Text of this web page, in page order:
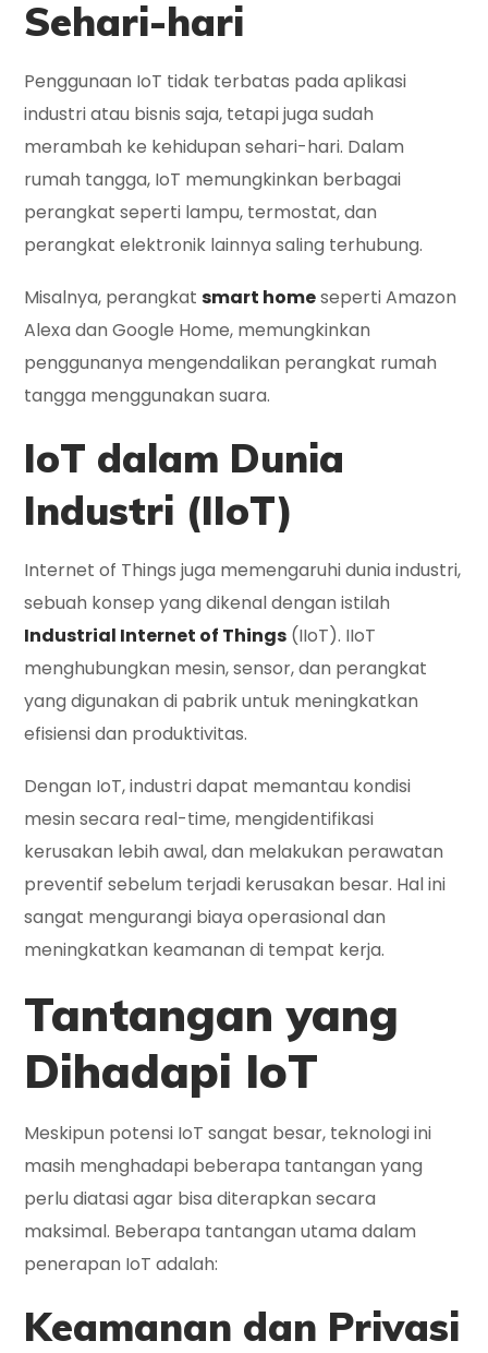
Sehari-hari
Penggunaan IoT tidak terbatas pada aplikasi
industri atau bisnis saja, tetapi juga sudah
merambah ke kehidupan sehari-hari. Dalam
rumah tangga, IoT memungkinkan berbagai
perangkat seperti lampu, termostat, dan
perangkat elektronik lainnya saling terhubung.
Misalnya, perangkatsmart homeseperti Amazon
Alexa dan Google Home, memungkinkan
penggunanya mengendalikan perangkat rumah
tangga menggunakan suara.
IoT dalam Dunia
Industri (IIoT)
Internet of Things juga memengaruhi dunia industri,
sebuah konsep yang dikenal dengan istilah
Industrial Internet of Things (IIoT). IIoT
menghubungkan mesin, sensor, dan perangkat
yang digunakan di pabrik untuk meningkatkan
efisiensi dan produktivitas.
Dengan IoT, industri dapat memantau kondisi
mesin secara real-time, mengidentifikasi
kerusakan lebih awal, dan melakukan perawatan
preventif sebelum terjadi kerusakan besar. Hal ini
sangat mengurangi biaya operasional dan
meningkatkan keamanan di tempat kerja.
Tantangan yang
Dihadapi IoT
Meskipun potensi IoT sangat besar, teknologi ini
masih menghadapi beberapa tantangan yang
perlu diatasi agar bisa diterapkan secara
maksimal. Beberapa tantangan utama dalam
penerapan IoT adalah:
Keamanan dan Privasi